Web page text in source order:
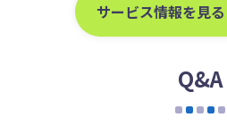
サービス情報を見る
Q&A